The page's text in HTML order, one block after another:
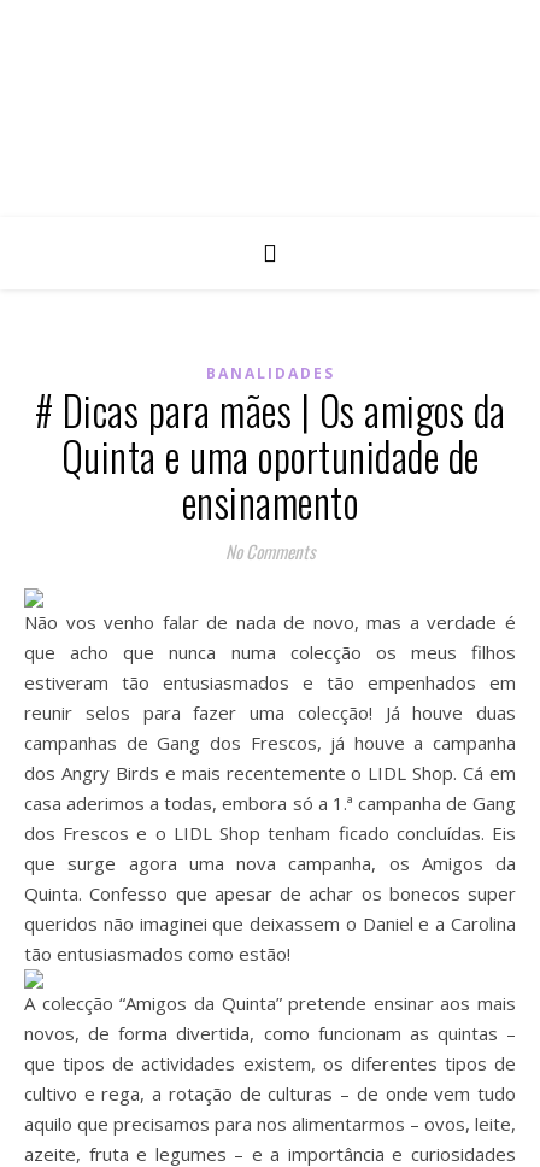
BANALIDADES
# Dicas para mães | Os amigos da
Quinta e uma oportunidade de
ensinamento
No Comments
Não vos venho falar de nada de novo, mas a verdade é
que acho que nunca numa colecção os meus filhos
estiveram tão entusiasmados e tão empenhados em
reunir selos para fazer uma colecção! Já houve duas
campanhas de Gang dos Frescos, já houve a campanha
dos Angry Birds e mais recentemente o LIDL Shop. Cá em
casa aderimos a todas, embora só a 1.ª campanha de Gang
dos Frescos e o LIDL Shop tenham ficado concluídas. Eis
que surge agora uma nova campanha, os Amigos da
Quinta. Confesso que apesar de achar os bonecos super
queridos não imaginei que deixassem o Daniel e a Carolina
tão entusiasmados como estão!
A colecção “Amigos da Quinta” pretende ensinar aos mais
novos, de forma divertida, como funcionam as quintas –
que tipos de actividades existem, os diferentes tipos de
cultivo e rega, a rotação de culturas – de onde vem tudo
aquilo que precisamos para nos alimentarmos – ovos, leite,
azeite, fruta e legumes – e a importância e curiosidades